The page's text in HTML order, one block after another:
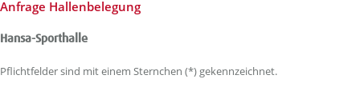
Anfrage Hallenbelegung
Hansa-Sporthalle
Pflichtfelder sind mit einem Sternchen (*) gekennzeichnet.